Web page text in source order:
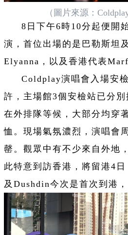
（圖片來源：
8日下午6時10分起便開
演，首位出場的是巴勒斯坦
Elyanna，以及香港代表Marf
Coldplay演唱會入場安
許，主場館3個安檢站已分
在外排隊等候，大部分均穿
恤。現場氣氛濃烈，演唱會
罄。觀眾中有不少來自外地
此特意到訪香港，將留港4
及Dushdin今次是首次到港，